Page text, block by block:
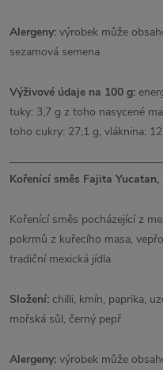
Alergeny: výrobek může
sezamová semena
Výživové údaje na 100 g:
tuky: 3,7 g z toho nasycené
toho cukry: 27,1 g, vláknina:
Kořenící směs Fajita Yucatan,
Kořenící směs pocházející z
pokrmů z kuřecího masa,
tradiční mexická jídla.
Složení: chilli, kmín, paprika,
mořská sůl, černý pepř
Alergeny: výrobek může